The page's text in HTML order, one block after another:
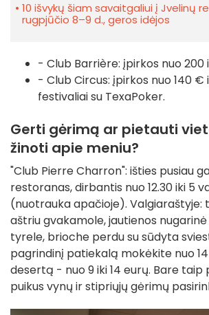
10 išvykų šiam savaitgaliui į Jvelinų
rugpjūčio 8–9 d., geros idėjos
- Club Barrière: įpirkos nuo 200
- Club Circus: įpirkos nuo 140 €
festivaliai su TexaPoker.
Gerti gėrimą ar pietauti
žinoti apie meniu?
"Club Pierre Charron": išties pusiau
restoranas, dirbantis nuo 12.30 iki 5
(nuotrauka apačioje). Valgiaraštyje:
aštriu gvakamole, jautienos nugarinė
tyrele, brioche perdu su sūdyta
pagrindinį patiekalą mokėkite nuo 14
desertą - nuo 9 iki 14 eurų. Bare taip
puikus vynų ir stipriųjų gėrimų